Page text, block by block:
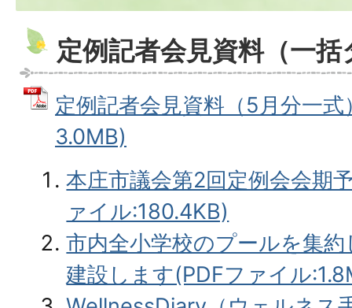
定例記者会見資料（一
定例記者会見資料（5月分一
3.0MB)
本庄市議会第2回定例会会期
ァイル:180.4KB)
市内全小学校のプールを集
建設します(PDFファイル